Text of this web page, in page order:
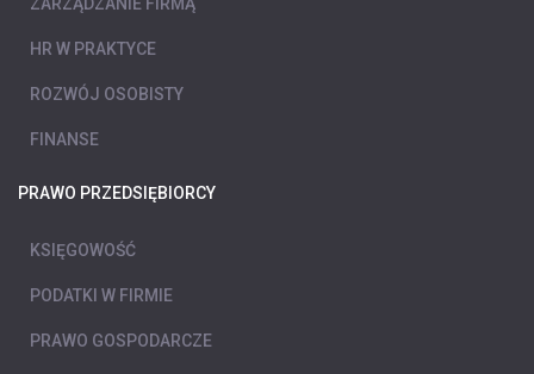
ZARZĄDZANIE FIRMĄ
HR W PRAKTYCE
ROZWÓJ OSOBISTY
FINANSE
PRAWO PRZEDSIĘBIORCY
KSIĘGOWOŚĆ
PODATKI W FIRMIE
PRAWO GOSPODARCZE